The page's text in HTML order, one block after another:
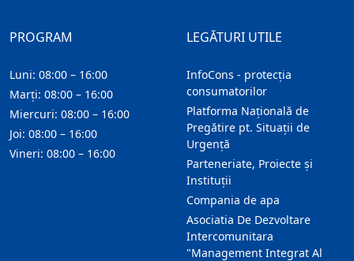
LEGĂTURI UTILE
InfoCons - protecția
consumatorilor
Platforma Națională de
Pregătire pt. Situații de
Urgență
Parteneriate, Proiecte și
Instituții
Compania de apa
Asociatia De Dezvoltare
Intercomunitara
"Management Integrat Al
PROGRAM
Luni: 08:00 – 16:00
Marți: 08:00 – 16:00
Miercuri: 08:00 – 16:00
Joi: 08:00 – 16:00
Vineri: 08:00 – 16:00